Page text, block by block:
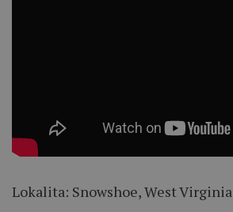
Lokalita: Snowshoe, West Virginia